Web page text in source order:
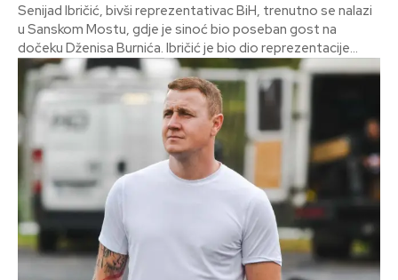
Senijad Ibričić, bivši reprezentativac BiH, trenutno se nalazi
u Sanskom Mostu, gdje je sinoć bio poseban gost na
dočeku Dženisa Burnića. Ibričić je bio dio reprezentacije...